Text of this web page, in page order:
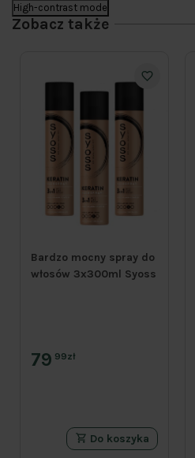
High-contrast mode
Zobacz także
Bardzo mocny spray do
włosów 3x300ml Syoss
79 99zł
Do koszyka